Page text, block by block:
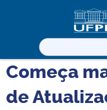
Pesquisar
por:
Começa
de